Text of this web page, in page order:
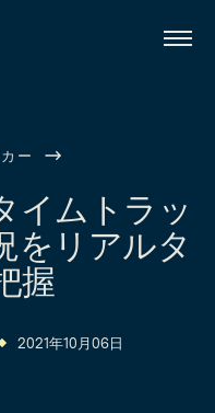
メ
カー
イムトラッ
をリアルタ
握
2021年10月06日